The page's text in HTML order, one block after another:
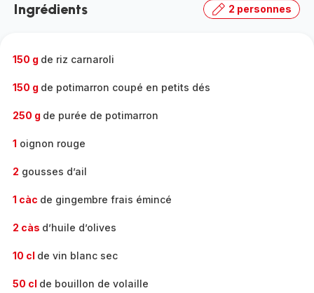
gamme
Ingrédients 2 personnes
150 g de riz carnaroli
150 g de potimarron coupé en petits dés
250 g de purée de potimarron
1 oignon rouge
2 gousses d’ail
1 càc de gingembre frais émincé
2 càs d’huile d’olives
10 cl de vin blanc sec
50 cl de bouillon de volaille